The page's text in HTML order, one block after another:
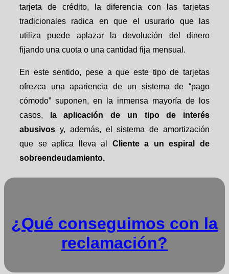
tarjeta de crédito, la diferencia con las tarjetas
tradicionales radica en que el usurario que las
utiliza puede aplazar la devolución del dinero
fijando una cuota o una cantidad fija mensual.
En este sentido, pese a que este tipo de tarjetas
ofrezca una apariencia de un sistema de “pago
cómodo” suponen, en la inmensa mayoría de los
casos,
la aplicación de un tipo de interés
abusivos y, además, el sistema de amortización
que se aplica lleva al Cliente a un espiral de
sobreendeudamiento.
¿Qué conseguimos con la
reclamación?